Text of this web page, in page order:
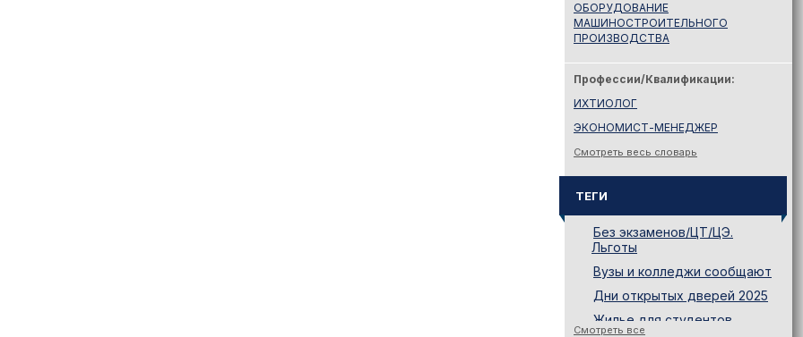
ОБОРУДОВАНИЕ
МАШИНОСТРОИТЕЛЬНОГО
ПРОИЗВОДСТВА
Профессии/Квалификации:
ИХТИОЛОГ
ЭКОНОМИСТ-МЕНЕДЖЕР
Смотреть весь словарь
ТЕГИ
Без экзаменов/ЦТ/ЦЭ.
Льготы
Вузы и колледжи сообщают
Дни открытых дверей 2025
Жилье для студентов
Смотреть все